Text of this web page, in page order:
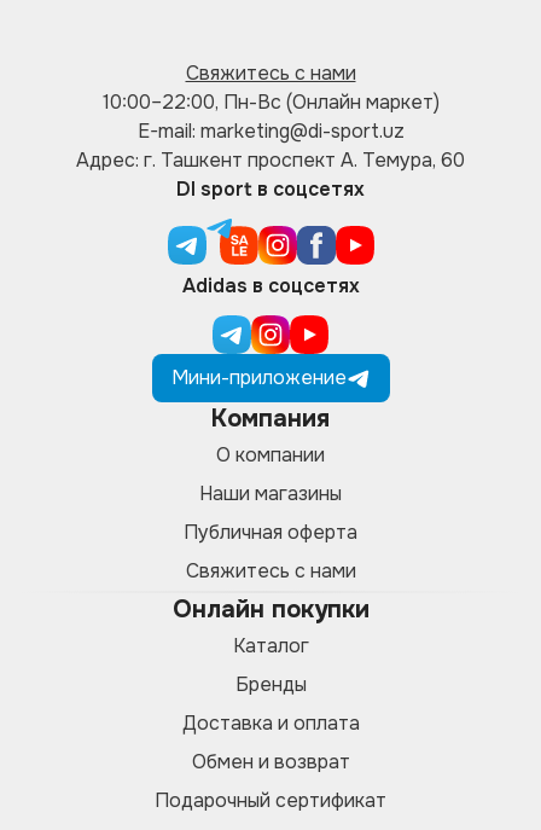
Свяжитесь с нами
10:00–22:00, Пн-Вс (Онлайн маркет)
E-mail: marketing@di-sport.uz
Адрес: г. Ташкент проспект А. Темура, 60
DI sport в соцсетях
Adidas в соцсетях
Мини-приложение
Компания
О компании
Наши магазины
Публичная оферта
Свяжитесь с нами
Онлайн покупки
Каталог
Бренды
Доставка и оплата
Обмен и возврат
Подарочный сертификат